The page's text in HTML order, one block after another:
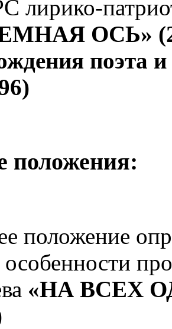
ОСЬ»
поэта
положения:
положение
«НА ВСЕХ